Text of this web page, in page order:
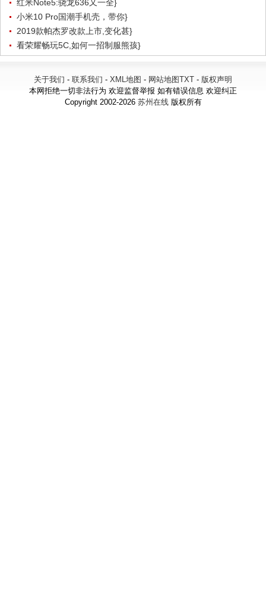
红米Note5:骁龙636又一全}
小米10 Pro国潮手机壳，带你}
2019款帕杰罗改款上市,变化甚}
看荣耀畅玩5C,如何一招制服熊孩}
关于我们 - 联系我们 - XML地图 - 网站地图TXT - 版权声明
本网拒绝一切非法行为 欢迎监督举报 如有错误信息 欢迎纠正
Copyright 2002-2026 苏州在线版权所有